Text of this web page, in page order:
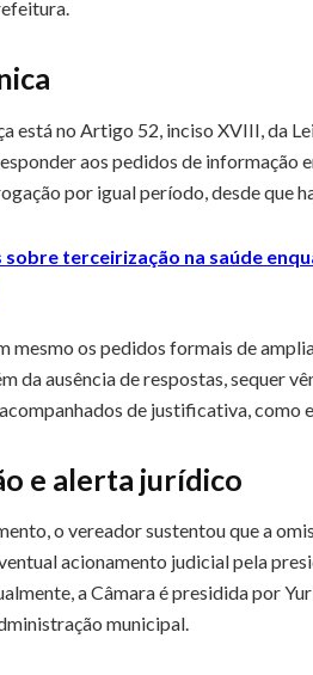
está no Artigo 52, inciso XVIII, da
aos pedidos de informação
por igual período, desde que
terceirização na saúde
mesmo os pedidos formais de
da ausência de respostas, sequer
de justificativa, como
e alerta jurídico
o vereador sustentou que a
acionamento judicial pela
a Câmara é presidida por
municipal.